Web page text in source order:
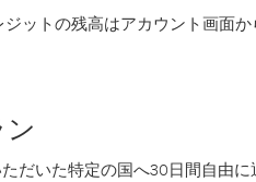
ットの残高はアカウント画面
だいた特定の国へ30日間自由